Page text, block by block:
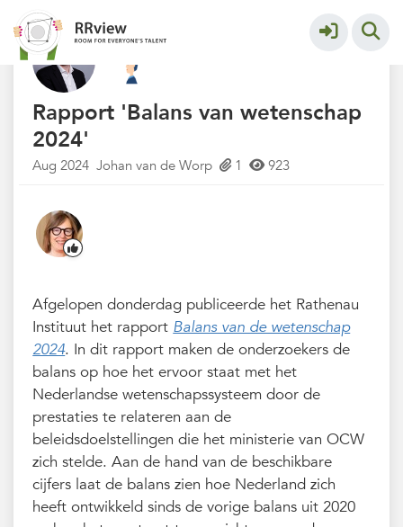
Kennisbank // Knowledge Base More
Rapport 'Balans van wetenschap
2024'
Aug 2024 Johan van de Worp 1 923
Afgelopen donderdag publiceerde het Rathenau
Instituut het rapport Balans van de wetenschap
2024. In dit rapport maken de onderzoekers de
balans op hoe het ervoor staat met het
Nederlandse wetenschapssysteem door de
prestaties te relateren aan de
beleidsdoelstellingen die het ministerie van OCW
zich stelde. Aan de hand van de beschikbare
cijfers laat de balans zien hoe Nederland zich
heeft ontwikkeld sinds de vorige balans uit 2020